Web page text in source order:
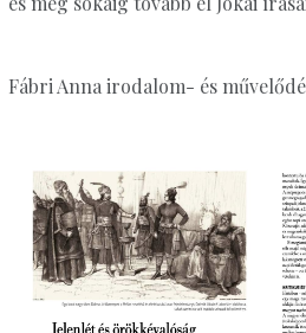
Fábri Anna irodalom- és